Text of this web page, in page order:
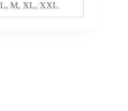
L, M, XL, XXL